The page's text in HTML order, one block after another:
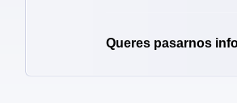
Queres pasarnos